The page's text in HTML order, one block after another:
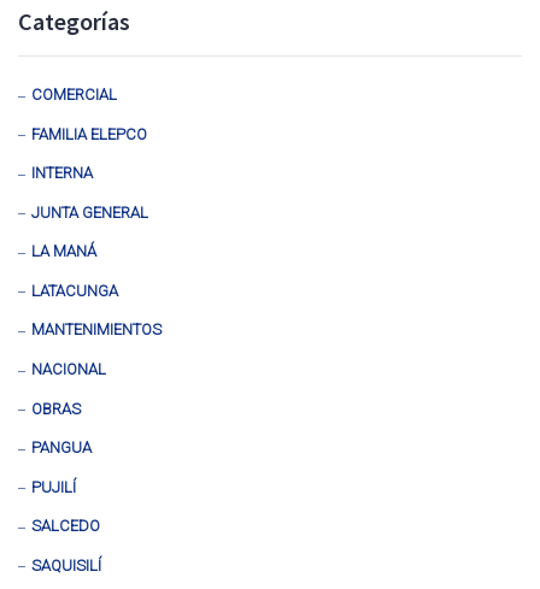
Categorías
COMERCIAL
FAMILIA ELEPCO
INTERNA
JUNTA GENERAL
LA MANÁ
LATACUNGA
MANTENIMIENTOS
NACIONAL
OBRAS
PANGUA
PUJILÍ
SALCEDO
SAQUISILÍ